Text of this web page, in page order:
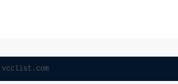
vcclist.com